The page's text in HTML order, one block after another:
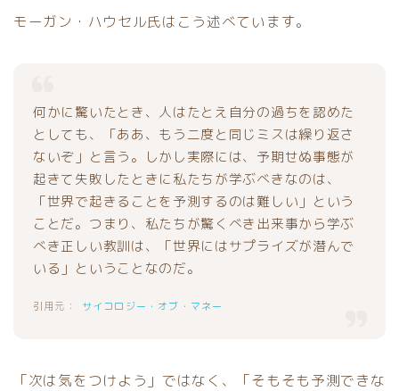
モーガン・ハウセル氏はこう述べています。
何かに驚いたとき、人はたとえ自分の過ちを認めた
としても、「ああ、もう二度と同じミスは繰り返さ
ないぞ」と言う。しかし実際には、予期せぬ事態が
起きて失敗したときに私たちが学ぶべきなのは、
「世界で起きることを予測するのは難しい」という
ことだ。つまり、私たちが驚くべき出来事から学ぶ
べき正しい教訓は、「世界にはサプライズが潜んで
いる」ということなのだ。
サイコロジー・オブ・マネー
「次は気をつけよう」ではなく、「そもそも予測できな